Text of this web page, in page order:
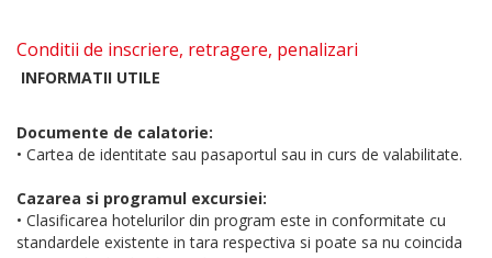
Conditii de inscriere, retragere, penalizari
INFORMATII UTILE
Documente de calatorie:
• Cartea de identitate sau pasaportul sau in curs de valabilitate.
Cazarea si programul excursiei:
• Clasificarea hotelurilor din program este in conformitate cu
standardele existente in tara respectiva si poate sa nu coincida